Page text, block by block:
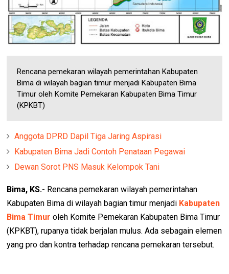
Rencana pemekaran wilayah pemerintahan Kabupaten
Bima di wilayah bagian timur menjadi Kabupaten Bima
Timur oleh Komite Pemekaran Kabupaten Bima Timur
(KPKBT)
Anggota DPRD Dapil Tiga Jaring Aspirasi
Kabupaten Bima Jadi Contoh Penataan Pegawai
Dewan Sorot PNS Masuk Kelompok Tani
Bima, KS.- Rencana pemekaran wilayah pemerintahan
Kabupaten Bima di wilayah bagian timur menjadi Kabupaten
Bima Timur oleh Komite Pemekaran Kabupaten Bima Timur
(KPKBT), rupanya tidak berjalan mulus. Ada sebagain elemen
yang pro dan kontra terhadap rencana pemekaran tersebut.